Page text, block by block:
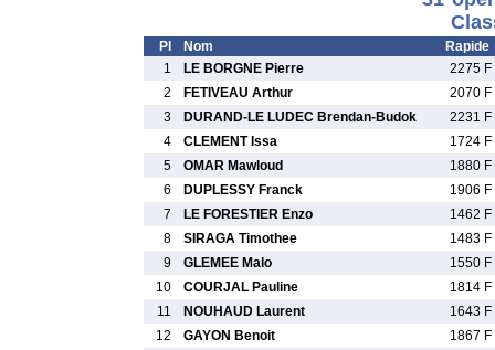
Pl Nom
Rapide
1
LE BORGNE Pierre
2275 F
2
FETIVEAU Arthur
2070 F
3
DURAND-LE LUDEC Brendan-Budok
2231 F
4
CLEMENT Issa
1724 F
5
OMAR Mawloud
1880 F
6
DUPLESSY Franck
1906 F
7
LE FORESTIER Enzo
1462 F
8
SIRAGA Timothee
1483 F
9
GLEMEE Malo
1550 F
10
COURJAL Pauline
1814 F
11
NOUHAUD Laurent
1643 F
12
GAYON Benoit
1867 F